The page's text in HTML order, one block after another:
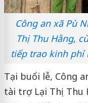
Công an xã Pù
Thị Thu Hằng,
tiếp trao kinh phí
Tại buổi lễ, Công
tài trợ Lại Thị Thu